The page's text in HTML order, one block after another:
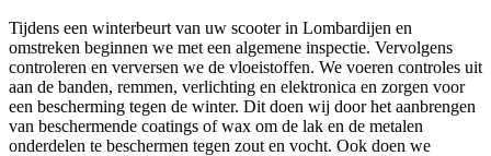
Tijdens een winterbeurt van uw scooter in Lombardijen en
omstreken beginnen we met een algemene inspectie. Vervolgens
controleren en verversen we de vloeistoffen. We voeren controles uit
aan de banden, remmen, verlichting en elektronica en zorgen voor
een bescherming tegen de winter. Dit doen wij door het aanbrengen
van beschermende coatings of wax om de lak en de metalen
onderdelen te beschermen tegen zout en vocht. Ook doen we